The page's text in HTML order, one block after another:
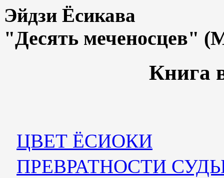
Эйдзи Ёсикава
"Десять меченосцев"
Книга
ЦВЕТ ЁСИОКИ
ПРЕВРАТНОСТИ